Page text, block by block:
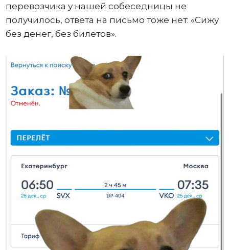
перевозчика у нашей собеседницы не
получилось, ответа на письмо тоже нет: «Сижу
без денег, без билетов».